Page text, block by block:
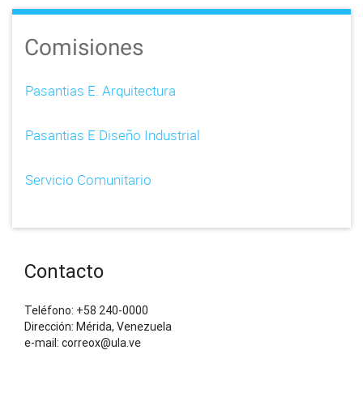
Comisiones
Pasantias E. Arquitectura
Pasantias E Diseño Industrial
Servicio Comunitario
Contacto
Teléfono: +58 240-0000
Dirección: Mérida, Venezuela
e-mail: correox@ula.ve